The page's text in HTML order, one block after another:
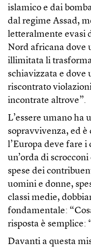
islamico e dai
dal regime Assad,
letteralmente evasi
Nord africana dove
illimitata li
schiavizzata e dove
riscontrato
incontrate altrove”.
L’essere umano
sopravvivenza, ed è
l’Europa deve fare i
un’orda di
spese dei
uomini e donne,
classi medie,
fondamentale:
risposta è semplice:
Davanti a questa